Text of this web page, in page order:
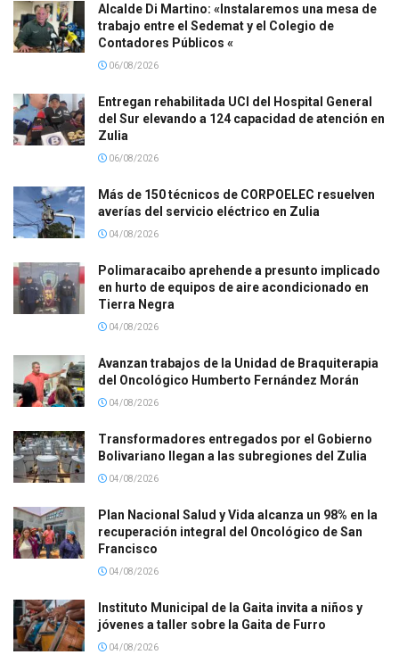
Alcalde Di Martino: «Instalaremos una mesa de
trabajo entre el Sedemat y el Colegio de
Contadores Públicos «
06/08/2026
Entregan rehabilitada UCI del Hospital General
del Sur elevando a 124 capacidad de atención en
Zulia
06/08/2026
Más de 150 técnicos de CORPOELEC resuelven
averías del servicio eléctrico en Zulia
04/08/2026
Polimaracaibo aprehende a presunto implicado
en hurto de equipos de aire acondicionado en
Tierra Negra
04/08/2026
Avanzan trabajos de la Unidad de Braquiterapia
del Oncológico Humberto Fernández Morán
04/08/2026
Transformadores entregados por el Gobierno
Bolivariano llegan a las subregiones del Zulia
04/08/2026
Plan Nacional Salud y Vida alcanza un 98% en la
recuperación integral del Oncológico de San
Francisco
04/08/2026
Instituto Municipal de la Gaita invita a niños y
jóvenes a taller sobre la Gaita de Furro
04/08/2026